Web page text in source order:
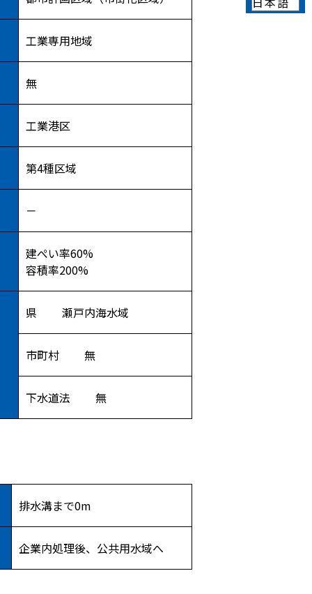
工業専用地域
無
工業港区
第4種区域
－
建ぺい率60%
容積率200%
県 瀬戸内海水域
市町村 無
下水道法 無
排水溝まで0m
企業内処理後、公共用水域へ